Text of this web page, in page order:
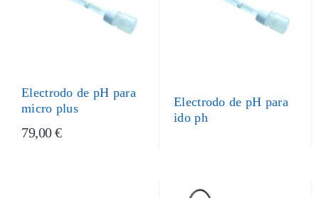
Electrodo de pH para
micro plus
79,00 €
Electrodo de pH para
ido ph